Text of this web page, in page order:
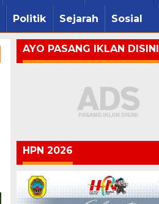
Politik Sejarah Sosial
AYO PASANG IKLAN DISINI
HPN 2026